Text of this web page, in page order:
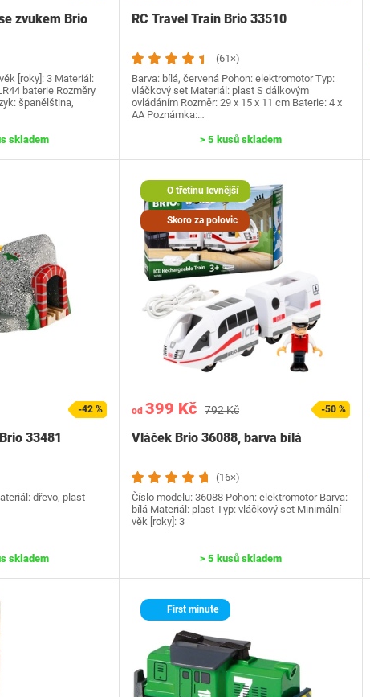
zvukem Brio
[roky]: 3 Materiál:
baterie Rozměry
španělština,
skladem
RC Travel Train Brio 33510
(61×)
Barva: bílá, červená Pohon: elektromotor Typ:
vláčkový set Materiál: plast S dálkovým
ovládáním Rozměr: 29 x 15 x 11 cm Baterie: 4 x
AA Poznámka:…
> 5 kusů skladem
-42 %
33481
dřevo, plast
skladem
O třetinu levnější
Skoro za polovic
od 399 Kč 792 Kč -50 %
Vláček Brio 36088, barva bílá
(16×)
Číslo modelu: ‎36088 Pohon: elektromotor Barva:
bílá Materiál: plast Typ: vláčkový set Minimální
věk [roky]: 3
> 5 kusů skladem
First minute